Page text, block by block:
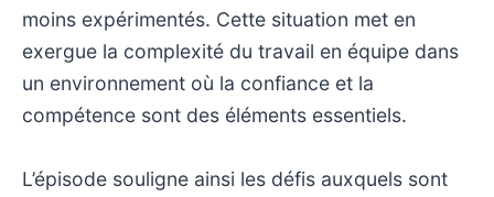
moins expérimentés. Cette situation met en
exergue la complexité du travail en équipe dans
un environnement où la confiance et la
compétence sont des éléments essentiels.
L’épisode souligne ainsi les défis auxquels sont